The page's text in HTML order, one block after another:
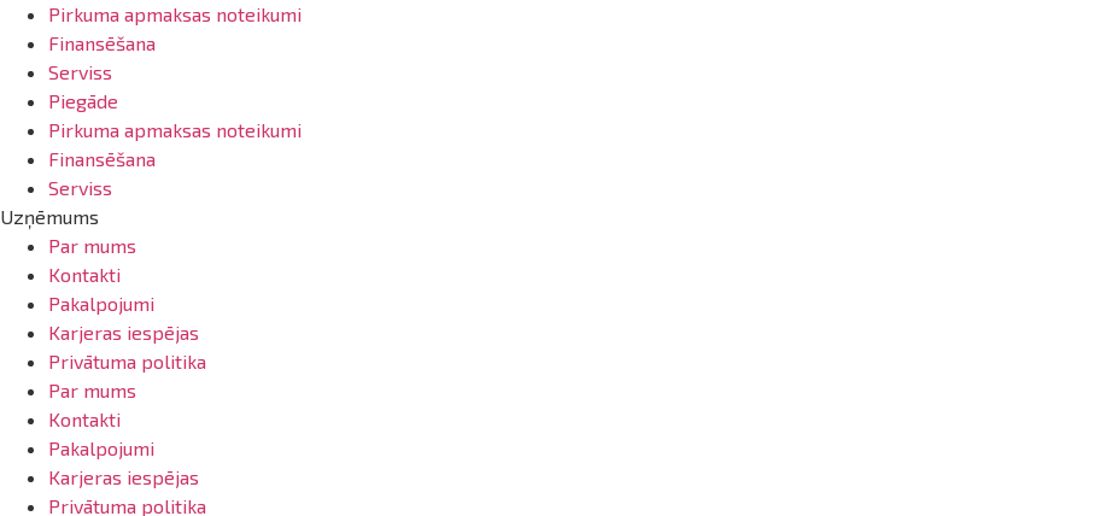
Pirkuma apmaksas noteikumi
Finansēšana
Serviss
Piegāde
Pirkuma apmaksas noteikumi
Finansēšana
Serviss
Uzņēmums
Par mums
Kontakti
Pakalpojumi
Karjeras iespējas
Privātuma politika
Par mums
Kontakti
Pakalpojumi
Karjeras iespējas
Privātuma politika